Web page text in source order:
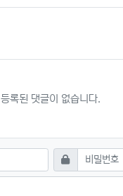
등록된 댓글이 없습니다.
비밀번호필수